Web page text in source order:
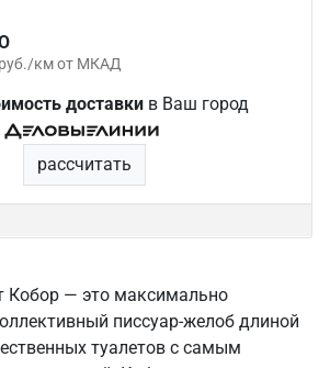
руб./км от МКАД
доставки в Ваш город
рассчитать
Кобор — это максимально
писсуар-желоб длиной
туалетов с самым